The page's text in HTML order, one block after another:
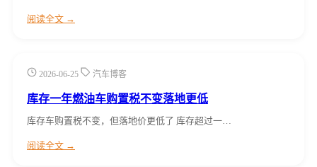
阅读全文 →
2026-06-25 汽车博客
库存一年燃油车购置税不变落地更低
库存车购置税不变，但落地价更低了 库存超过一…
阅读全文 →